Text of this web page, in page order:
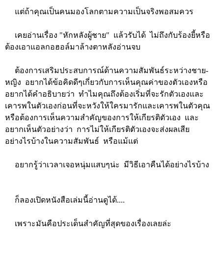
แต่ถ้าคุณเป็นคนมองโลกตามความเป็นจริงพอสมควร
เคยอ่านเรื่อง "หักหลังผู้ชาย" แล้วรับได้ ไม่ถึงกับร้องยี้หรือ
ต้องเอาแอลกอฮอล์มาล้างตาหลังอ่านจบ
ต้องการเสริมประสบการณ์ด้านความสัมพันธ์ระหว่างชาย-
หญิง อยากได้ข้อคิดดีๆเกี่ยวกับการเห็นคุณค่าของตัวเองหรือ
อยากได้คำอธิบายว่า ทำไมคุณถึงต้องเริ่มที่จะรักตัวเองและ
เคารพในตัวเองก่อนที่จะหวังให้ใครมารักและเคารพในตัวคุณ
หรือต้องการเห็นความสำคัญของการให้เกียรติตัวเอง และ
อยากเห็นตัวอย่างว่า การไม่ให้เกียรติตัวเองจะส่งผลเสีย
อย่างไรบ้างในความสัมพันธ์ หรือแม้แต่
อยากรู้ว่าเวลาเจอหนุ่มแสบๆน่ะ มีวิธีเอาคืนได้อย่างไรบ้าง
ก็ลองเปิดหนังสือเล่มนี้อ่านดูได้....
เพราะมันคือประเด็นสำคัญที่สุดของเรื่องเลยล่ะ